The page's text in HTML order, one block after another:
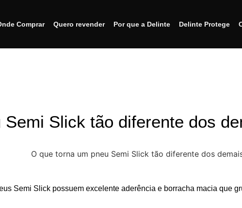
Comprar Quero revender Por que a Delinte Delinte Protege
Slick tão diferente dos
Semi Slick possuem excelente aderência e borracha macia que